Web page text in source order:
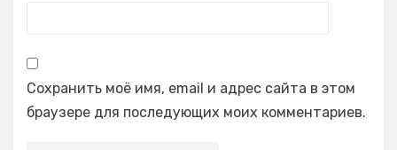
Сохранить моё имя, email и адрес сайта в этом
браузере для последующих моих комментариев.